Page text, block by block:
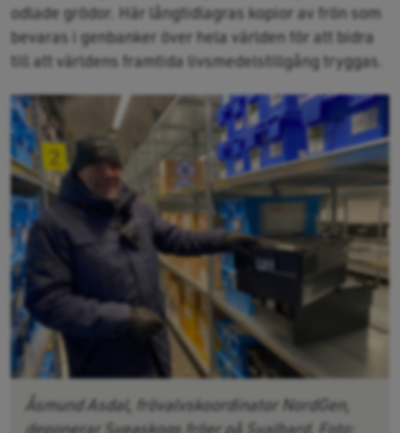
odlade grödor. Här långtidlagras kopior av frön som
bevaras i genbanker över hela världen för att bidra
till att världens framtida livsmedelstillgång tryggas.
Åsmund Asdal, frövalvskoordinator NordGen,
deponerar Sveaskogs fröer på Svalbard. Foto: